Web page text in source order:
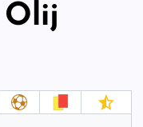
Olij